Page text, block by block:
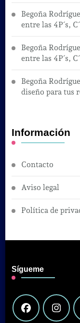
Begoña
entre las 4P´s,
Begoña
entre las 4P´s,
Begoña
diseño para tus
Información
Contacto
Aviso legal
Política de
Sígueme